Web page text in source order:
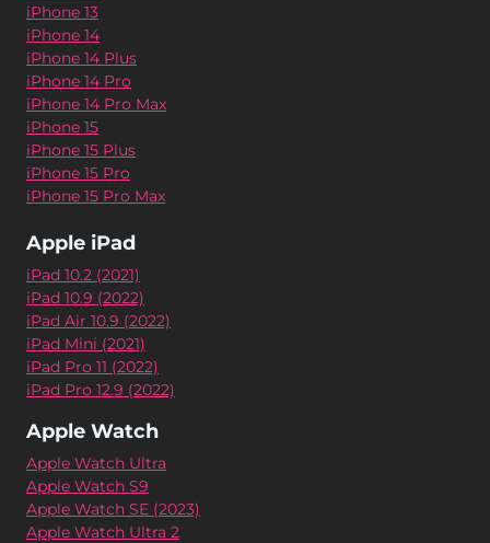
iPhone 13
iPhone 14
iPhone 14 Plus
iPhone 14 Pro
iPhone 14 Pro Max
iPhone 15
iPhone 15 Plus
iPhone 15 Pro
iPhone 15 Pro Max
Apple iPad
iPad 10.2 (2021)
iPad 10.9 (2022)
iPad Air 10.9 (2022)
iPad Mini (2021)
iPad Pro 11 (2022)
iPad Pro 12.9 (2022)
Apple Watch
Apple Watch Ultra
Apple Watch S9
Apple Watch SE (2023)
Apple Watch Ultra 2